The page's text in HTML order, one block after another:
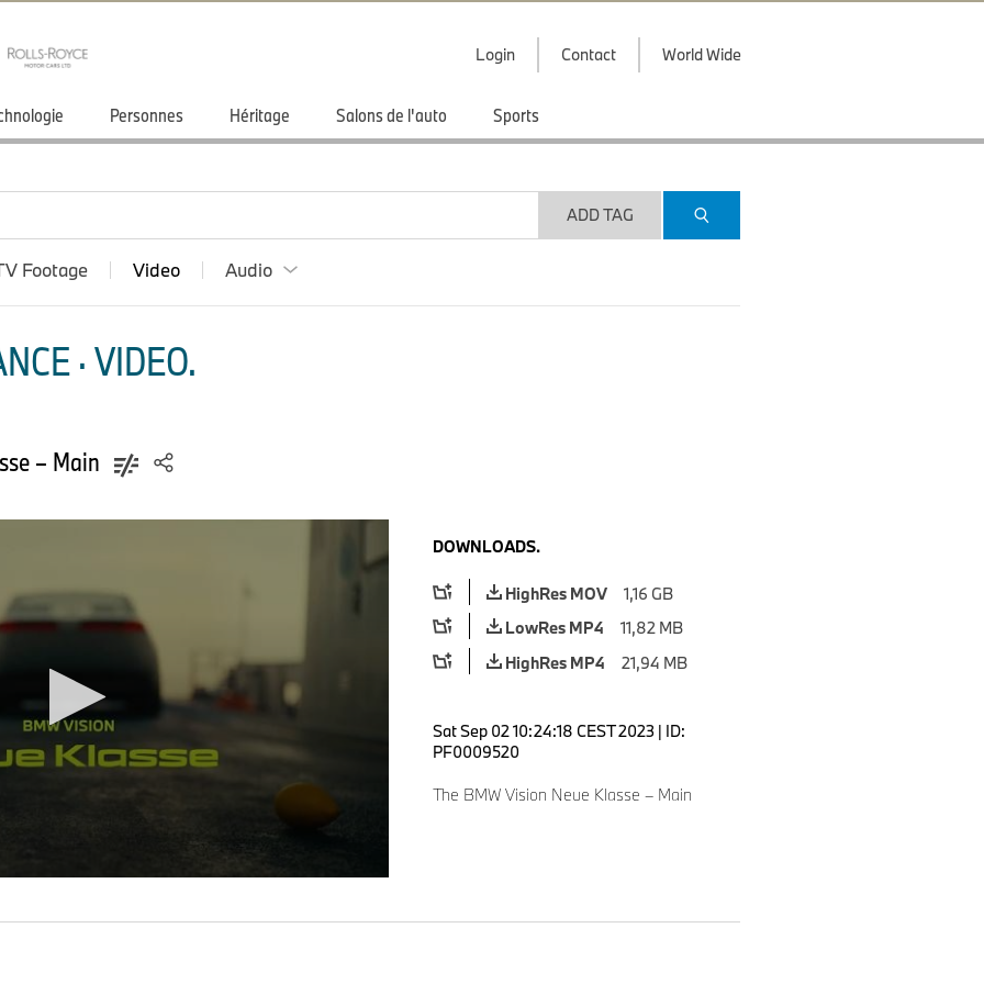
Login Contact World Wide
Personnes Héritage Salons de l'auto Sports
ADD TAG
Footage Video Audio
· VIDEO.
– Main
DOWNLOADS.
HighRes MOV
1,16 GB
LowRes MP4
11,82 MB
HighRes MP4
21,94 MB
Sat Sep 02 10:24:18 CEST 2023 | ID:
PF0009520
The BMW Vision Neue Klasse – Main